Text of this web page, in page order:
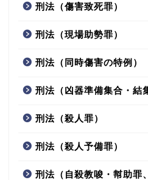
刑法（傷害致死罪）
刑法（現場助勢罪）
刑法（同時傷害の特例）
刑法（凶器準備集合・結
刑法（殺人罪）
刑法（殺人予備罪）
刑法（自殺教唆・幇助罪